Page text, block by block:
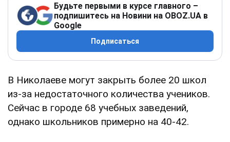
Будьте первыми в курсе главного –
подпишитесь на Новини на OBOZ.UA в
Google
Подписаться
В Николаеве могут закрыть более 20 школ
из-за недостаточного количества учеников.
Сейчас в городе 68 учебных заведений,
однако школьников примерно на 40-42.